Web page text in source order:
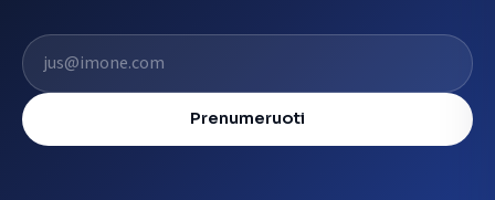
El. pašto adresas
Prenumeruoti